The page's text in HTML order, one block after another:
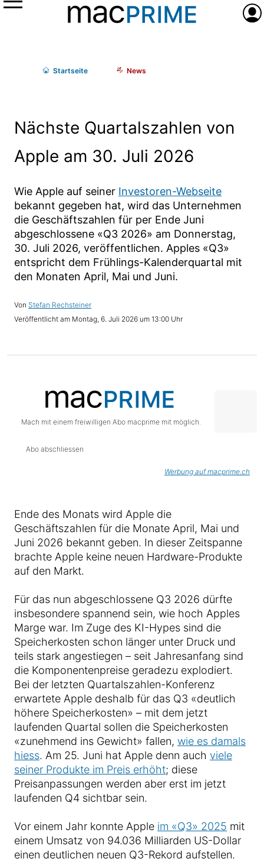
Menü
Startseite News
Nächste Quartalszahlen von
Apple am 30. Juli 2026
Wie Apple auf seiner Investoren-Webseite
bekannt gegeben hat, wird das Unternehmen
die Geschäftszahlen für per Ende Juni
abgeschlossene «Q3 2026» am Donnerstag,
30. Juli 2026, veröffentlichen. Apples «Q3»
entspricht dem Frühlings-Kalenderquartal mit
den Monaten April, Mai und Juni.
Stefan Rechsteiner
Montag, 6. Juli 2026 um 13:00 Uhr
Mach mit einem freiwilligen Abo macprime mit möglich.
Abo abschliessen
Werbung auf macprime.ch
Ende des Monats wird Apple die
Geschäftszahlen für die Monate April, Mai und
Juni 2026 bekannt geben. In dieser Zeitspanne
brachte Apple keine neuen Hardware-Produkte
auf den Markt.
Für das nun abgeschlossene Q3 2026 dürfte
insbesondere spannend sein, wie hoch Apples
Marge war. Im Zuge des KI-Hypes sind die
Speicherkosten schon länger unter Druck und
teils stark angestiegen – seit Jahresanfang sind
die Komponentenpreise geradezu explodiert.
Bei der letzten Quartalszahlen-Konferenz
erwartete Apple deshalb für das Q3 «deutlich
höhere Speicherkosten» – mit dem jetzt
laufenden Quartal sollen die Speicherkosten
«zunehmend ins Gewicht» fallen, wie es damals
hiess. Am 25. Juni hat Apple denn auch viele
seiner Produkte im Preis erhöht; diese
Preisanpassungen werden aber erst im jetzt
laufenden Q4 sichtbar sein.
Vor einem Jahr konnte Apple im «Q3» 2025 mit
einem Umsatz von 94.036 Milliarden US-Dollar
einen deutlichen neuen Q3-Rekord aufstellen.